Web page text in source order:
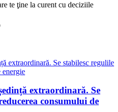
te ţine la curent cu deciziile
extraordinară. Se
consumului de